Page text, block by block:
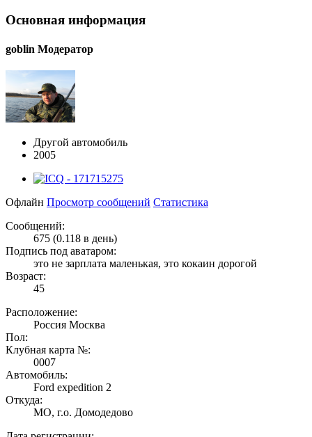
Основная информация
goblin Модератор
Другой автомобиль
2005
Офлайн Просмотр сообщений Статистика
Сообщений:
675 (0.118 в день)
Подпись под аватаром:
это не зарплата маленькая, это кокаин дорогой
Возраст:
45
Расположение:
Россия Москва
Пол:
Клубная карта №:
0007
Автомобиль:
Ford expedition 2
Откуда:
МО, г.о. Домодедово